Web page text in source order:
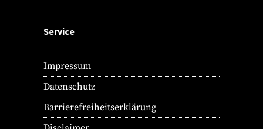
Service
Impressum
Datenschutz
Barrierefreiheitserklärung